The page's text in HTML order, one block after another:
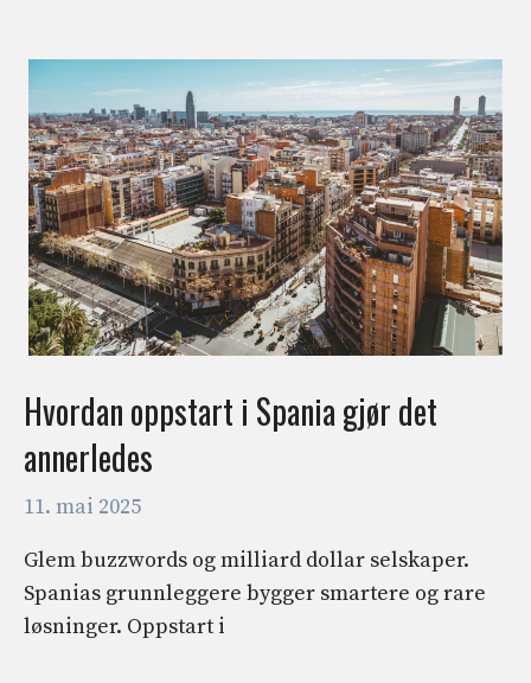
Hvordan oppstart i Spania gjør det
annerledes
11. mai 2025
Glem buzzwords og milliard dollar selskaper.
Spanias grunnleggere bygger smartere og rare
løsninger. Oppstart i